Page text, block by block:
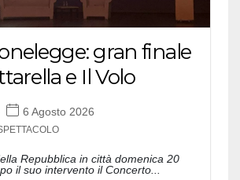
gran finale
e Il Volo
6 Agosto 2026
Repubblica in città domenica 20
il suo intervento il Concerto...